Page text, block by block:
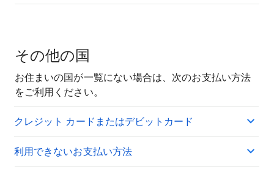
その他の国
お住まいの国が一覧にない場合は、次のお支払い方法
をご利用ください。
クレジット カードまたはデビットカード
利用できないお支払い方法